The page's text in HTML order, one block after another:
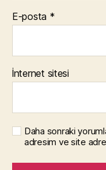
E-posta *
İnternet sitesi
Daha sonraki
adresim ve site